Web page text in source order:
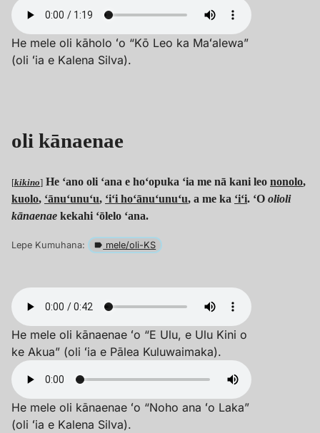
He mele oli kāholo ʻo “Kō Leo ka Maʻalewa”
(oli ʻia e Kalena Silva).
oli kānaenae
[kikino] He ʻano oli ʻana e hoʻopuka ʻia me nā kani leo nonolo,
kuolo, ʻānuʻunuʻu, ʻiʻi hoʻānuʻunuʻu, a me ka ʻiʻi. ʻO olioli
kānaenae kekahi ʻōlelo ʻana.
Lepe Kumuhana: mele/oli-KS
He mele oli kānaenae ʻo “E Ulu, e Ulu Kini o
ke Akua” (oli ʻia e Pālea Kuluwaimaka).
He mele oli kānaenae ʻo “Noho ana ʻo Laka”
(oli ʻia e Kalena Silva).